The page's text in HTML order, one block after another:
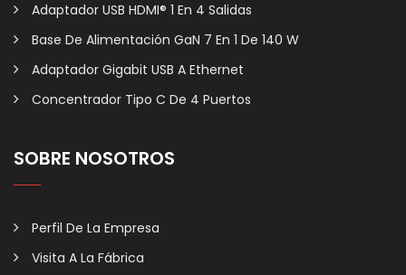
Adaptador USB HDMI® 1 En 4 Salidas
Base De Alimentación GaN 7 En 1 De 140 W
Adaptador Gigabit USB A Ethernet
Concentrador Tipo C De 4 Puertos
SOBRE NOSOTROS
Perfil De La Empresa
Visita A La Fábrica